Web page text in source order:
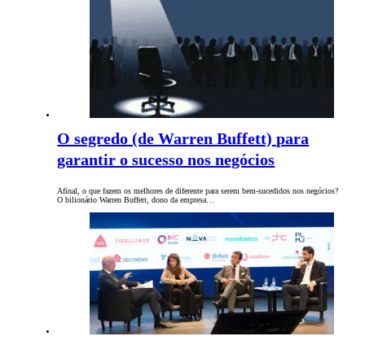
O segredo (de Warren Buffett) para
garantir o sucesso nos negócios
Afinal, o que fazem os melhores de diferente para serem bem-sucedidos nos negócios?
O bilionário Warren Buffett, dono da empresa…